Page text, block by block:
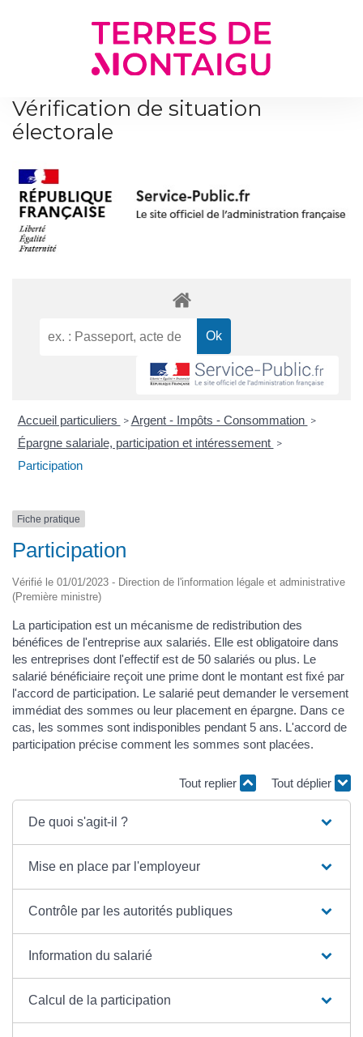
Vérification de situation
électorale
Accueil particuliers > Argent - Impôts - Consommation >
Épargne salariale, participation et intéressement >
Participation
Fiche pratique
Participation
Vérifié le 01/01/2023 - Direction de l'information légale et administrative
(Première ministre)
La participation est un mécanisme de redistribution des
bénéfices de l'entreprise aux salariés. Elle est obligatoire dans
les entreprises dont l'effectif est de 50 salariés ou plus. Le
salarié bénéficiaire reçoit une prime dont le montant est fixé par
l'accord de participation. Le salarié peut demander le versement
immédiat des sommes ou leur placement en épargne. Dans ce
cas, les sommes sont indisponibles pendant 5 ans. L'accord de
participation précise comment les sommes sont placées.
Tout replier Tout déplier
De quoi s'agit-il ?
Mise en place par l'employeur
Contrôle par les autorités publiques
Information du salarié
Calcul de la participation